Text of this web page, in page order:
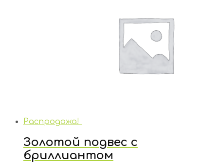
Распродажа!
Золотой подвес с
бриллиантом